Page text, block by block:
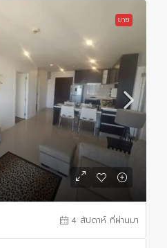
ขาย
4 สัปดาห์ ที่ผ่านมา